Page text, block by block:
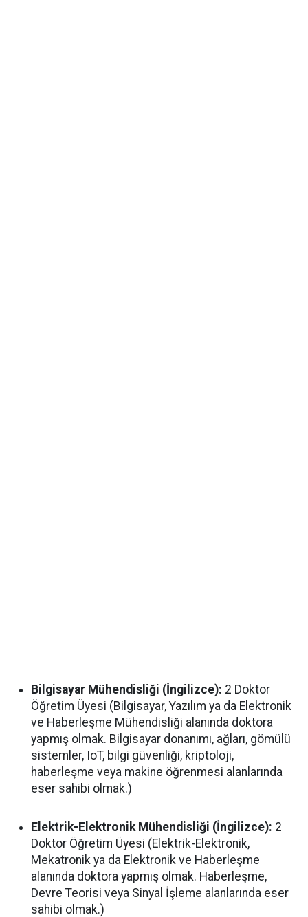
Bilgisayar Mühendisliği (İngilizce): 2 Doktor
Öğretim Üyesi (Bilgisayar, Yazılım ya da Elektronik
ve Haberleşme Mühendisliği alanında doktora
yapmış olmak. Bilgisayar donanımı, ağları, gömülü
sistemler, IoT, bilgi güvenliği, kriptoloji,
haberleşme veya makine öğrenmesi alanlarında
eser sahibi olmak.)
Elektrik-Elektronik Mühendisliği (İngilizce): 2
Doktor Öğretim Üyesi (Elektrik-Elektronik,
Mekatronik ya da Elektronik ve Haberleşme
alanında doktora yapmış olmak. Haberleşme,
Devre Teorisi veya Sinyal İşleme alanlarında eser
sahibi olmak.)